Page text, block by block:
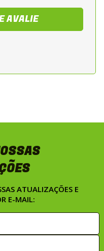
rodoviario e
Recomendada
e sport
AVALIE
ATUALIZAÇÕES E
E-MAIL: